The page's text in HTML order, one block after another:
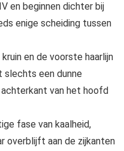
en beginnen dichter bij
enige scheiding tussen
en de voorste haarlijn
slechts een dunne
van het hoofd
fase van kaalheid,
overblijft aan de zijkanten